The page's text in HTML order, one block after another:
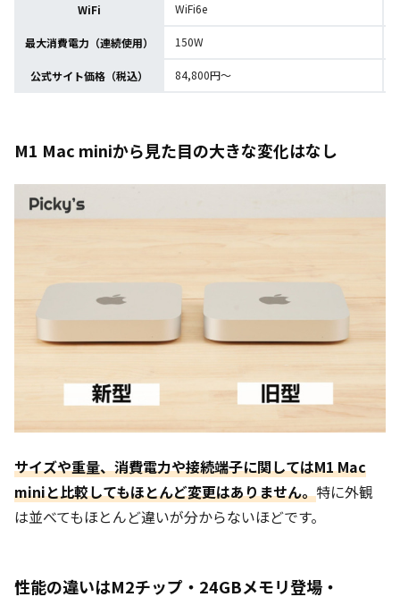
WiFi WiFi6e
最大消費電力（連続使用） 150W
公式サイト価格（税込） 84,800円～
M1 Mac miniから見た目の大きな変化はなし
サイズや重量、消費電力や接続端子に関してはM1 Mac
miniと比較してもほとんど変更はありません。特に外観
は並べてもほとんど違いが分からないほどです。
性能の違いはM2チップ・24GBメモリ登場・